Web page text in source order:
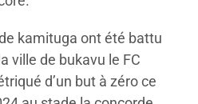
kamituga ont été battu
ville de bukavu le FC
d’un but à zéro ce